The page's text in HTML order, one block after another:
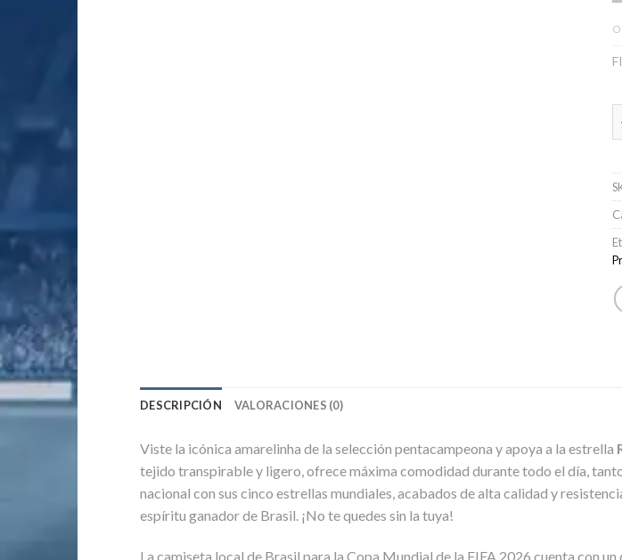
DESCRIPCIÓN VALORACIONES (0)
Viste la icónica amarelinha de la selección pentacampeona y apoya a la estrella
tejido transpirable y ligero, ofrece máxima comodidad durante todo el día,
nacional con sus cinco estrellas mundiales, acabados de alta calidad y
espíritu ganador de Brasil. ¡No te quedes sin la tuya!
La camiseta local de Brasil para la Copa Mundial de la FIFA 2026 cuenta con